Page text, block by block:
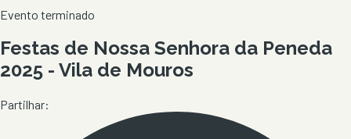
Evento terminado
Festas de Nossa Senhora da Peneda
2025 - Vila de Mouros
Partilhar: